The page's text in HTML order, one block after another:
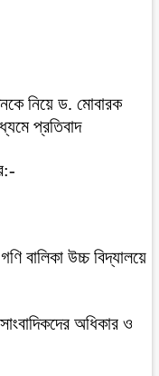
নিয়ে ড. মোবারক
প্রতিবাদ
বালিকা উচ্চ বিদ্যালয়ে
অধিকার ও